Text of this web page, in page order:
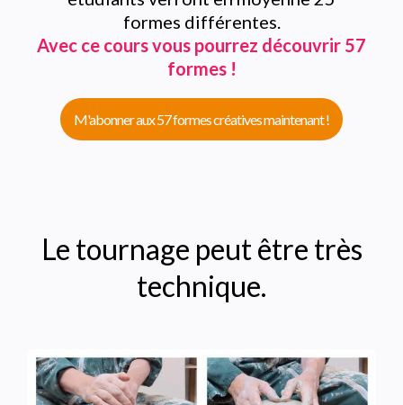
formes différentes.
Avec ce cours vous pourrez découvrir 57
formes !
M'abonner aux 57 formes créatives maintenant !
Le tournage peut être très
technique.